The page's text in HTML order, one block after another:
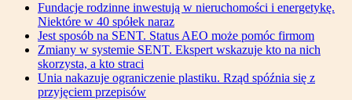
Fundacje rodzinne inwestują w nieruchomości i energetykę.
Niektóre w 40 spółek naraz
Jest sposób na SENT. Status AEO może pomóc firmom
Zmiany w systemie SENT. Ekspert wskazuje kto na nich
skorzysta, a kto straci
Unia nakazuje ograniczenie plastiku. Rząd spóźnia się z
przyjęciem przepisów